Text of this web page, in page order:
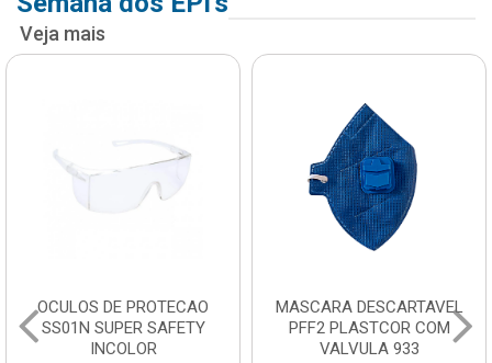
Veja mais
OCULOS DE PROTECAO
SS01N SUPER SAFETY
INCOLOR
MASCARA DESCARTAVEL
PFF2 PLASTCOR COM
VALVULA 933